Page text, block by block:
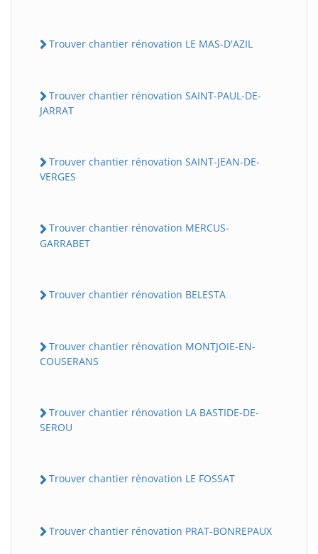
Trouver chantier rénovation LE MAS-D'AZIL
Trouver chantier rénovation SAINT-PAUL-DE-
JARRAT
Trouver chantier rénovation SAINT-JEAN-DE-
VERGES
Trouver chantier rénovation MERCUS-
GARRABET
Trouver chantier rénovation BELESTA
Trouver chantier rénovation MONTJOIE-EN-
COUSERANS
Trouver chantier rénovation LA BASTIDE-DE-
SEROU
Trouver chantier rénovation LE FOSSAT
Trouver chantier rénovation PRAT-BONREPAUX